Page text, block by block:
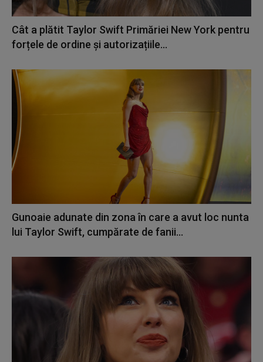
Cât a plătit Taylor Swift Primăriei New York pentru
forțele de ordine și autorizațiile...
Gunoaie adunate din zona în care a avut loc nunta
lui Taylor Swift, cumpărate de fanii...